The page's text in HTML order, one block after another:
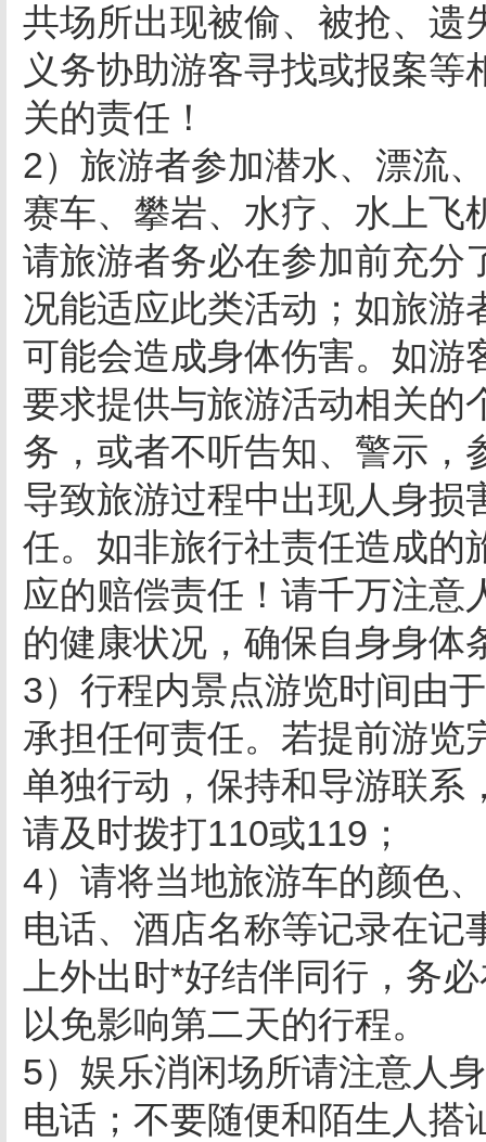
共场所出现被偷、被抢、遗
义务协助游客寻找或报案
关的责任！
2）旅游者参加潜水、漂流
赛车、攀岩、水疗、水上飞
请旅游者务必在参加前充分
况能适应此类活动；如旅游
可能会造成身体伤害。如游
要求提供与旅游活动相关的
务，或者不听告知、警示，
导致旅游过程中出现人身损
任。如非旅行社责任造成的
应的赔偿责任！请千万注意
的健康状况，确保自身身体
3）行程内景点游览时间由
承担任何责任。若提前游览
单独行动，保持和导游联系
请及时拨打110或119 ；
4）请将当地旅游车的颜色
电话、酒店名称等记录在记
上外出时*好结伴同行，务
以免影响第二天的行程。
5）娱乐消闲场所请注意人
电话；不要随便和陌生人搭